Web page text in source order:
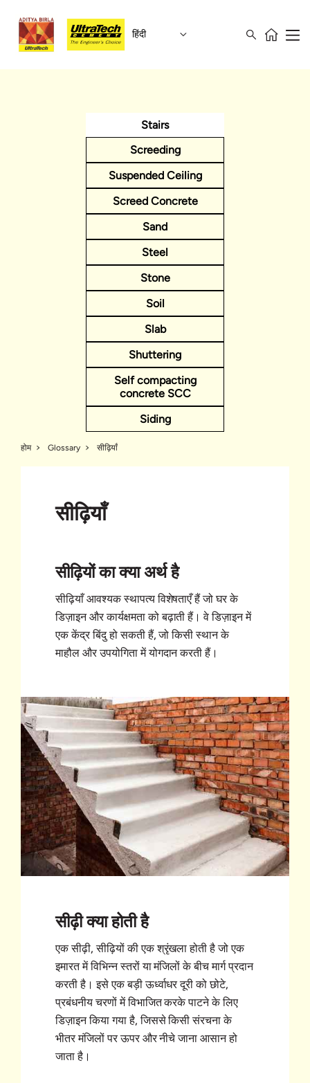
हिंदी
Stairs
Screeding
Suspended Ceiling
Screed Concrete
Sand
Steel
Stone
Soil
Slab
Shuttering
Self compacting
concrete SCC
Siding
होम Glossary सीढ़ियाँ
सीढ़ियाँ
सीढ़ियों का क्या अर्थ है
सीढ़ियाँ आवश्यक स्थापत्य विशेषताएँ हैं जो घर के
डिज़ाइन और कार्यक्षमता को बढ़ाती हैं। वे डिज़ाइन में
एक केंद्र बिंदु हो सकती हैं, जो किसी स्थान के
माहौल और उपयोगिता में योगदान करती हैं।
सीढ़ी क्या होती है
एक सीढ़ी, सीढ़ियों की एक श्रृंखला होती है जो एक
इमारत में विभिन्न स्तरों या मंजिलों के बीच मार्ग प्रदान
करती है। इसे एक बड़ी ऊर्ध्वाधर दूरी को छोटे,
प्रबंधनीय चरणों में विभाजित करके पाटने के लिए
डिज़ाइन किया गया है, जिससे किसी संरचना के
भीतर मंजिलों पर ऊपर और नीचे जाना आसान हो
जाता है।